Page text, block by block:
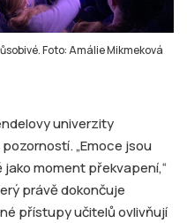
Foto: Amálie Mikmeková
univerzity
„Emoce jsou
moment překvapení,“
právě dokončuje
přístupy učitelů ovlivňují